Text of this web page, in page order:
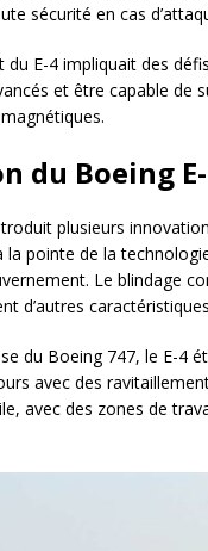
sécurité en cas
du E-4 impliquait des
et être capable de
du Boeing
plusieurs
pointe de la
Le blindage
d’autres
du Boeing 747, le E-4
avec des
avec des zones de